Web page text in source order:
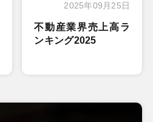
2025年09月25日
不動産業界売上高ラ
ンキング2025